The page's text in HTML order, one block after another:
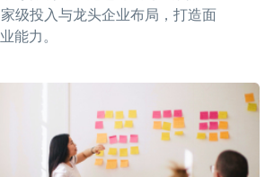
级投入与龙头企业布局，打造面
能力。